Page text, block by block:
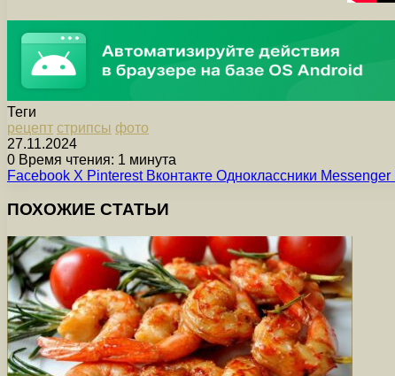
Теги
рецепт стрипсы фото
27.11.2024
0 Время чтения: 1 минута
Facebook X Pinterest Вконтакте Одноклассники Messenger
ПОХОЖИЕ СТАТЬИ